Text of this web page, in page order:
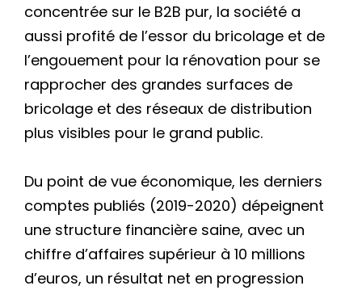
concentrée sur le B2B pur, la société a
aussi profité de l’essor du bricolage et de
l’engouement pour la rénovation pour se
rapprocher des grandes surfaces de
bricolage et des réseaux de distribution
plus visibles pour le grand public.
Du point de vue économique, les derniers
comptes publiés (2019-2020) dépeignent
une structure financière saine, avec un
chiffre d’affaires supérieur à 10 millions
d’euros, un résultat net en progression